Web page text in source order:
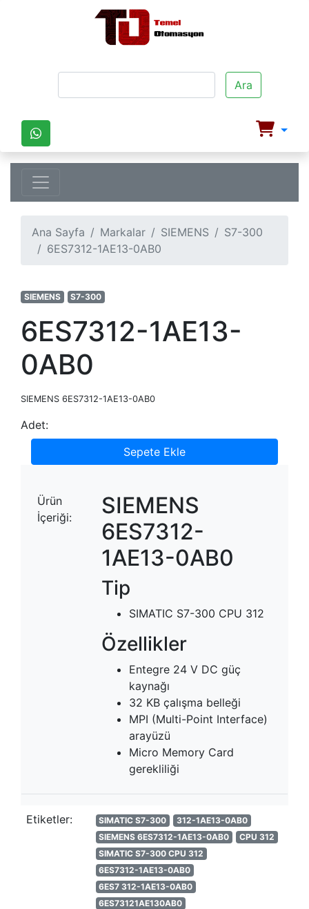
Ara
Ana Sayfa Markalar SIEMENS
S7-300
6ES7312-1AE13-0AB0
SIEMENS S7-300
6ES7312-1AE13-
0AB0
SIEMENS 6ES7312-1AE13-0AB0
Adet:
Sepete Ekle
Ürün
İçeriği:
SIEMENS
6ES7312-
1AE13-0AB0
Tip
SIMATIC S7-300 CPU 312
Özellikler
Entegre 24 V DC güç
kaynağı
32 KB çalışma belleği
MPI (Multi-Point Interface)
arayüzü
Micro Memory Card
gerekliliği
Etiketler: SIMATIC S7-300
312-1AE13-0AB0
SIEMENS 6ES7312-1AE13-0AB0
CPU 312
SIMATIC S7-300 CPU 312
6ES7312-1AE13-0AB0
6ES7 312-1AE13-0AB0
6ES73121AE130AB0